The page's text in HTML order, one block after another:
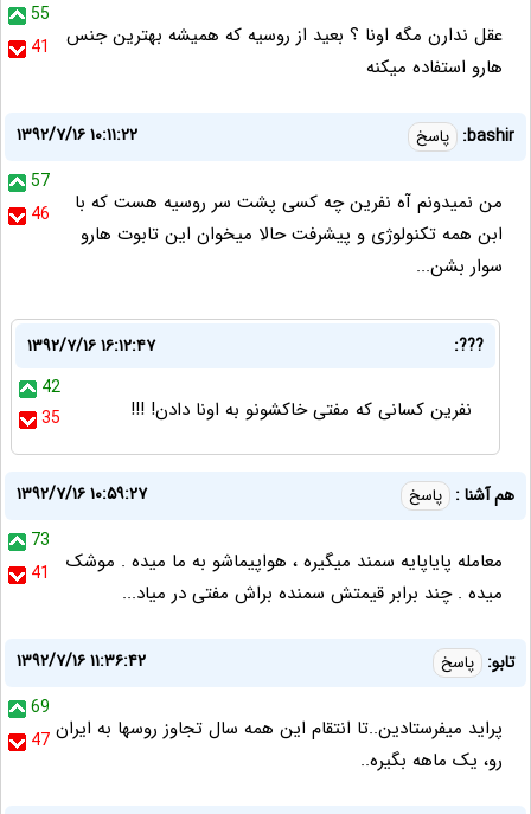
55
41
عقل ندارن مگه اونا ؟ بعید از روسیه که همیشه بهترین جنس
هارو استفاده میکنه
bashir: پاسخ
۱۳۹۲/۷/۱۶ ۱۰:۱۱:۲۲
57
46
من نمیدونم آه نفرین چه کسی پشت سر روسیه هست که با
ابن همه تکنولوژی و پیشرفت حالا میخوان این تابوت هارو
سوار بشن...
???:
۱۳۹۲/۷/۱۶ ۱۶:۱۲:۴۷
42
35
نفرین کسانی که مفتی خاکشونو به اونا دادن! !!!
هم آشنا : پاسخ
۱۳۹۲/۷/۱۶ ۱۰:۵۹:۲۷
73
41
معامله پایاپایه سمند میگیره ، هواپیماشو به ما میده . موشک
میده . چند برابر قیمتش سمنده براش مفتی در میاد...
تابو: پاسخ
۱۳۹۲/۷/۱۶ ۱۱:۳۶:۴۲
69
47 پراید میفرستادین..تا انتقام این همه سال تجاوز روسها به ایران
رو، یک ماهه بگیره..